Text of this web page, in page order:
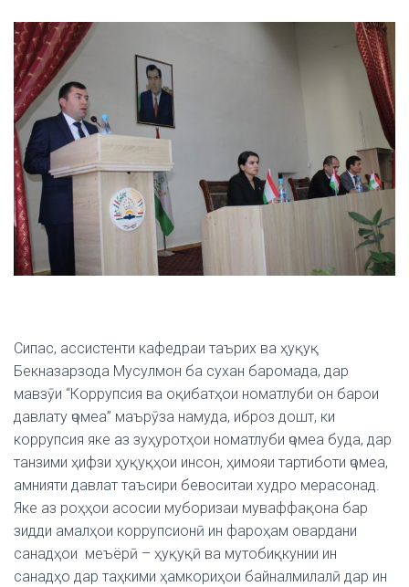
Сипас, ассистенти кафедраи таърих ва ҳуқуқ
Бекназарзода Мусулмон ба сухан баромада, дар
мавзӯи “Коррупсия ва оқибатҳои номатлуби он барои
давлату ҷомеа” маърӯза намуда, иброз дошт, ки
коррупсия яке аз зуҳуротҳои номатлуби ҷомеа буда, дар
танзими ҳифзи ҳуқуқҳои инсон, ҳимояи тартиботи ҷомеа,
амнияти давлат таъсири бевоситаи худро мерасонад.
Яке аз роҳҳои асосии муборизаи муваффақона бар
зидди амалҳои коррупсионӣ ин фароҳам овардани
санадҳои меъёрӣ – ҳуқуқӣ ва мутобиқкунии ин
санадҳо дар таҳкими ҳамкориҳои байналмилалӣ дар ин